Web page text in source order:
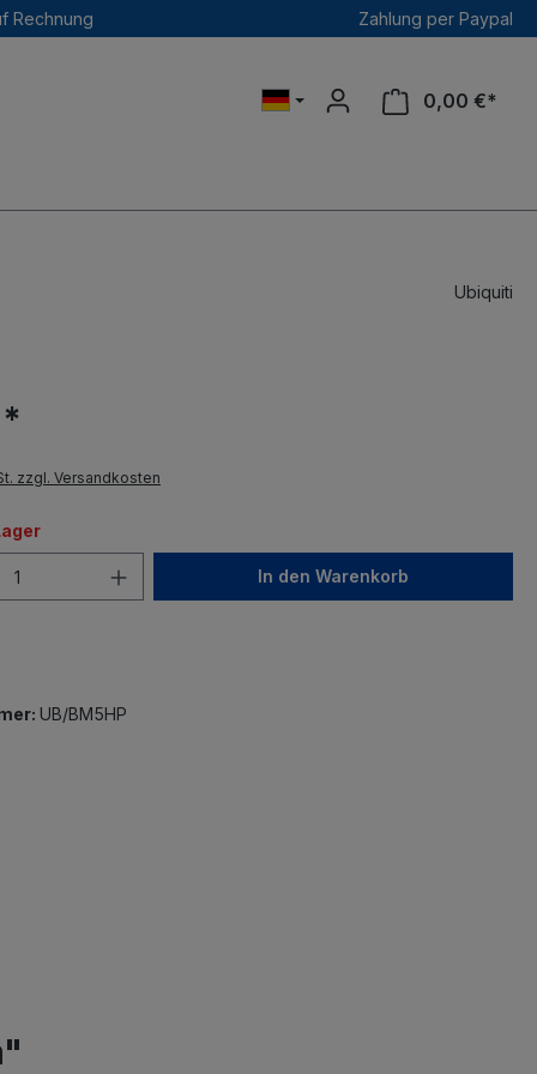
Rechnung Zahlung per Paypal
0,00 €*
Ubiquiti
zzgl. Versandkosten
In den Warenkorb
UB/BM5HP